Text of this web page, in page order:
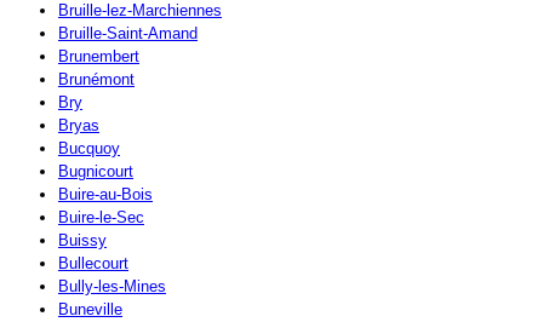
Bruille-lez-Marchiennes
Bruille-Saint-Amand
Brunembert
Brunémont
Bry
Bryas
Bucquoy
Bugnicourt
Buire-au-Bois
Buire-le-Sec
Buissy
Bullecourt
Bully-les-Mines
Buneville